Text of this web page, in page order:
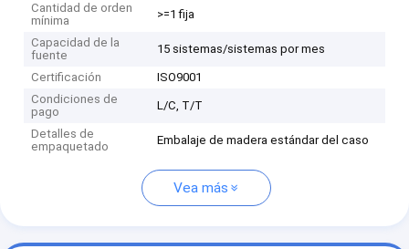
Cantidad de orden
mínima
>=1 fija
Capacidad de la
fuente
15 sistemas/sistemas por mes
Certificación
ISO9001
Condiciones de
pago
L/C, T/T
Detalles de
empaquetado
Embalaje de madera estándar del caso
Vea más